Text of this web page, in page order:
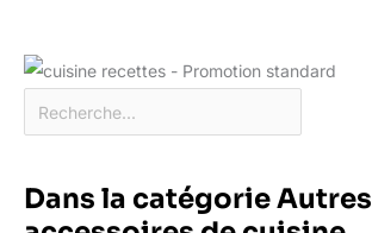
Dans la catégorie Autres